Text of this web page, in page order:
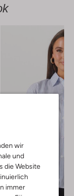
wir
und
die Website
immer